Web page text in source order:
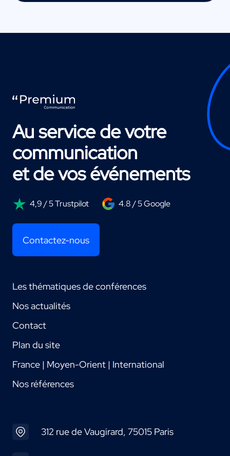
Au service de votre
communication
et de vos événements
4,9 / 5 Trustpilot 4.8 / 5 Google
Contactez-nous
Les thématiques de conférences
Nos actualités
Contact
Plan du site
France | Moyen-Orient | International
Nos références
312 rue de Vaugirard, 75015 Paris